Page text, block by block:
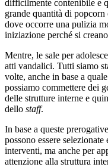
difficilmente contenibile e
grande quantità di
dove occorre una pulizia
iniziazione perché si
Mentre, le sale per
atti vandalici. Tutti siamo
volte, anche in base a
possiamo commettere dei
delle strutture interne e
dello staff.
In base a queste
possono essere
interventi, ma anche per
attenzione alla struttura